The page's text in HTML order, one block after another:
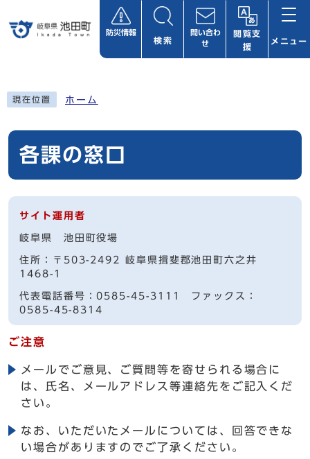
防災情報
検索
問い合わ
せ
閲覧支
援
メニュー
現在位置 ホーム
各課の窓口
サイト運用者
岐阜県 池田町役場
住所：〒503-2492 岐阜県揖斐郡池田町六之井
1468-1
代表電話番号：0585-45-3111 ファックス：
0585-45-8314
ご注意
メールでご意見、ご質問等を寄せられる場合に
は、氏名、メールアドレス等連絡先をご記入くだ
さい。
なお、いただいたメールについては、回答できな
い場合がありますのでご了承ください。